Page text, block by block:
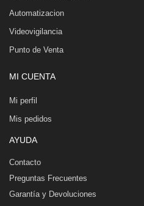
Automatizacion
Videovigilancia
Punto de Venta
MI CUENTA
Mi perfil
Mis pedidos
AYUDA
Contacto
Preguntas Frecuentes
Garantía y Devoluciones